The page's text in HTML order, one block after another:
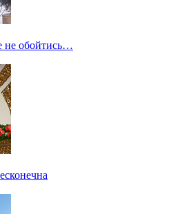
не обойтись…